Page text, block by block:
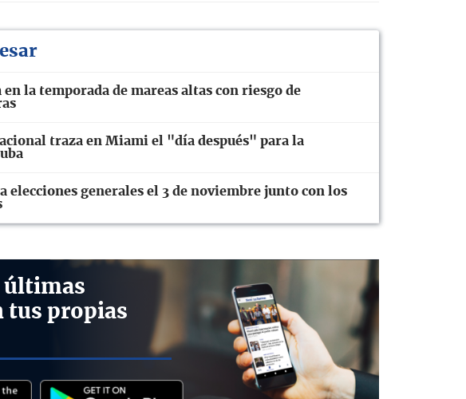
la temporada de mareas altas con riesgo de
traza en Miami el "día después" para la
elecciones generales el 3 de noviembre junto con los
últimas
tus propias